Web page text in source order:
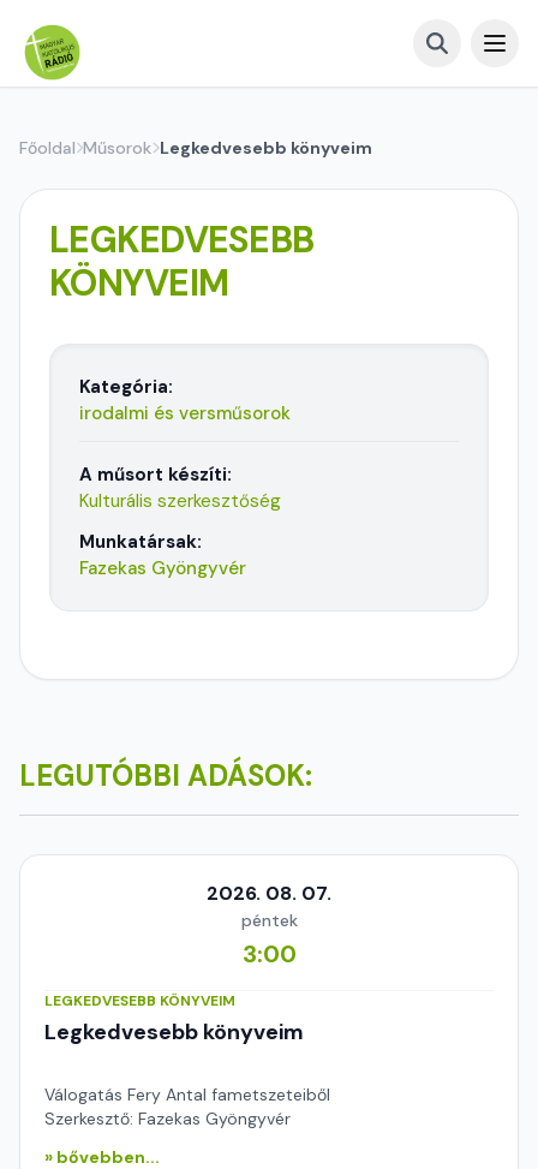
Főoldal Műsorok Legkedvesebb könyveim
LEGKEDVESEBB
KÖNYVEIM
Kategória:
irodalmi és versműsorok
A műsort készíti:
Kulturális szerkesztőség
Munkatársak:
Fazekas Gyöngyvér
LEGUTÓBBI ADÁSOK:
2026. 08. 07.
péntek
3:00
LEGKEDVESEBB KÖNYVEIM
Legkedvesebb könyveim
Válogatás Fery Antal fametszeteiből
Szerkesztő: Fazekas Gyöngyvér
» bővebben...